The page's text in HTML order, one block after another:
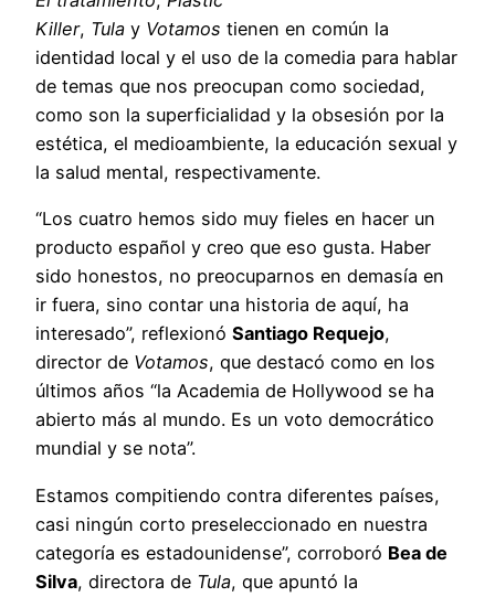
Killer, Tula y Votamos tienen en común la
identidad local y el uso de la comedia para hablar
de temas que nos preocupan como sociedad,
como son la superficialidad y la obsesión por la
estética, el medioambiente, la educación sexual y
la salud mental, respectivamente.
“Los cuatro hemos sido muy fieles en hacer un
producto español y creo que eso gusta. Haber
sido honestos, no preocuparnos en demasía en
ir fuera, sino contar una historia de aquí, ha
interesado”, reflexionó Santiago Requejo,
director de Votamos, que destacó como en los
últimos años “la Academia de Hollywood se ha
abierto más al mundo. Es un voto democrático
mundial y se nota”.
Estamos compitiendo contra diferentes países,
casi ningún corto preseleccionado en nuestra
categoría es estadounidense”, corroboró Bea de
Silva, directora de Tula, que apuntó la